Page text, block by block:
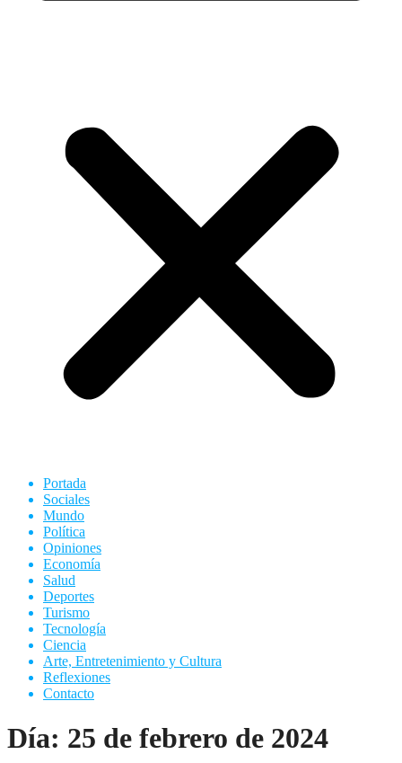
Portada
Sociales
Mundo
Política
Opiniones
Economía
Salud
Deportes
Turismo
Tecnología
Ciencia
Arte, Entretenimiento y Cultura
Reflexiones
Contacto
Día: 25 de febrero de 2024